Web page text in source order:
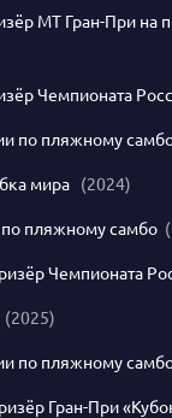
МТ Гран-При на
Чемпионата
по пляжному
мира (2024)
пляжному самбо
Чемпионата
(2025)
по пляжному
Гран-При